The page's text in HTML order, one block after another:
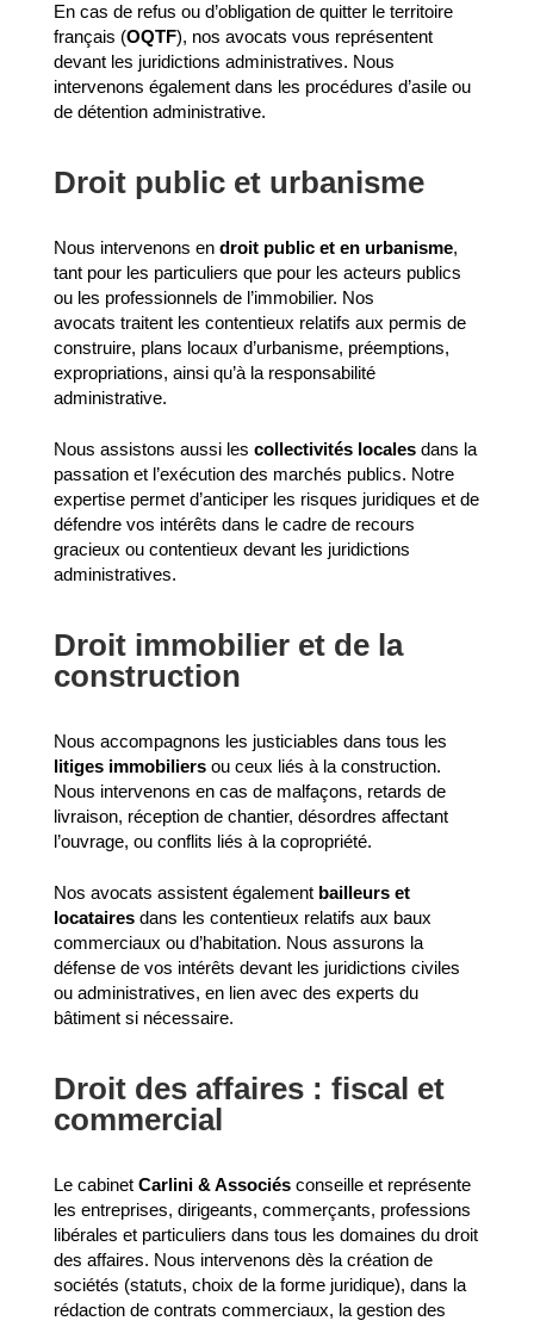
En cas de refus ou d’obligation de quitter le territoire
français (OQTF), nos avocats vous représentent
devant les juridictions administratives. Nous
intervenons également dans les procédures d’asile ou
de détention administrative.
Droit public et urbanisme
Nous intervenons en droit public et en urbanisme,
tant pour les particuliers que pour les acteurs publics
ou les professionnels de l’immobilier. Nos
avocats traitent les contentieux relatifs aux permis de
construire, plans locaux d’urbanisme, préemptions,
expropriations, ainsi qu’à la responsabilité
administrative.
Nous assistons aussi les collectivités localesdans la
passation et l’exécution des marchés publics. Notre
expertise permet d’anticiper les risques juridiques et de
défendre vos intérêts dans le cadre de recours
gracieux ou contentieux devant les juridictions
administratives.
Droit immobilier et de la
construction
Nous accompagnons les justiciables dans tous les
litiges immobiliersou ceux liés à la construction.
Nous intervenons en cas de malfaçons, retards de
livraison, réception de chantier, désordres affectant
l’ouvrage, ou conflits liés à la copropriété.
Nos avocats assistent également bailleurs et
locatairesdans les contentieux relatifs aux baux
commerciaux ou d’habitation. Nous assurons la
défense de vos intérêts devant les juridictions civiles
ou administratives, en lien avec des experts du
bâtiment si nécessaire.
Droit des affaires : fiscal et
commercial
Le cabinet Carlini & Associésconseille et représente
les entreprises, dirigeants, commerçants, professions
libérales et particuliers dans tous les domaines du droit
des affaires. Nous intervenons dès la création de
sociétés (statuts, choix de la forme juridique), dans la
rédaction de contrats commerciaux, la gestion des